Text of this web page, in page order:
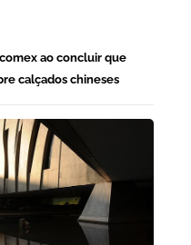
ao concluir que
calçados chineses